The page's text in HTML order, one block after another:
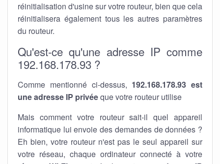
réinitialisation d'usine sur votre routeur, bien que cela
réinitialisera également tous les autres paramètres
du routeur.
Qu'est-ce qu'une adresse IP comme
192.168.178.93 ?
Comme mentionné ci-dessus, 192.168.178.93 est
une adresse IP privéeque votre routeur utilise
Mais comment votre routeur sait-il quel appareil
informatique lui envoie des demandes de données ?
Eh bien, votre routeur n'est pas le seul appareil sur
votre réseau, chaque ordinateur connecté à votre